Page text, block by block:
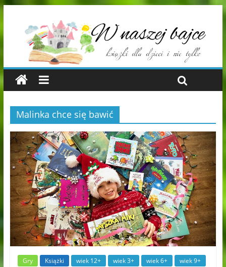
Malinka chce się bawić
Gry Książki wiek 12+ wiek 3+ wiek 6+ wiek 9+